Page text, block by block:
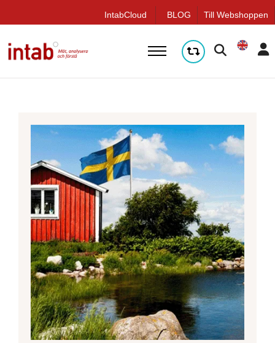
IntabCloud BLOG Till Webshoppen